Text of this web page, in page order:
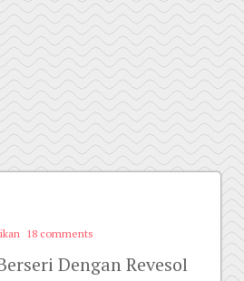
18 comments
Dengan Revesol